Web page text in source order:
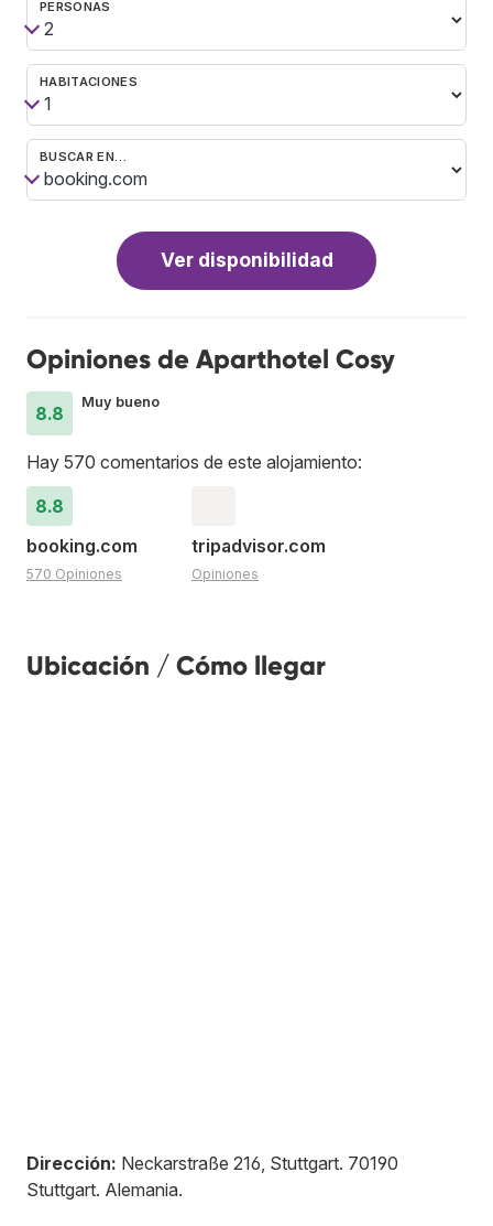
PERSONAS
HABITACIONES
BUSCAR EN…
Ver disponibilidad
Opiniones de Aparthotel Cosy
8.8
Muy bueno
Hay 570 comentarios de este alojamiento:
8.8
booking.com
570 Opiniones
tripadvisor.com
Opiniones
Ubicación / Cómo llegar
Dirección: Neckarstraße 216, Stuttgart. 70190
Stuttgart. Alemania.